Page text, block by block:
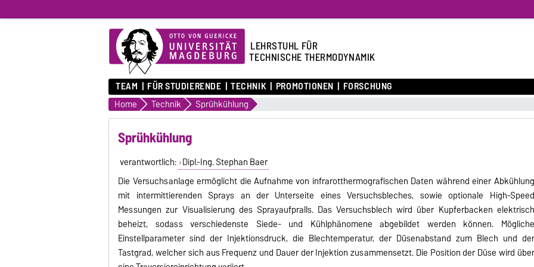
LEHRSTUHL FÜR
TECHNISCHE THERMODYNAMIK
TEAM FÜR STUDIERENDE TECHNIK PROMOTIONEN FORSCHUNG
Home Technik Sprühkühlung
Sprühkühlung
verantwortlich: Dipl.-Ing. Stephan Baer
Die Versuchsanlage ermöglicht die Aufnahme von infrarotthermografischen Daten während einer Abkühlung
mit intermittierenden Sprays an der Unterseite eines Versuchsbleches, sowie optionale High-Speed
Messungen zur Visualisierung des Sprayaufpralls. Das Versuchsblech wird über Kupferbacken elektrisch
beheizt, sodass verschiedenste Siede- und Kühlphänomene abgebildet werden können. Mögliche
Einstellparameter sind der Injektionsdruck, die Blechtemperatur, der Düsenabstand zum Blech und der
Tastgrad, welcher sich aus Frequenz und Dauer der Injektion zusammensetzt. Die Position der Düse wird über